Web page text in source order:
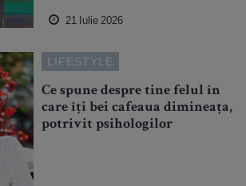
21 Iulie 2026
LIFESTYLE
Ce spune despre tine felul în
care îți bei cafeaua dimineața,
potrivit psihologilor